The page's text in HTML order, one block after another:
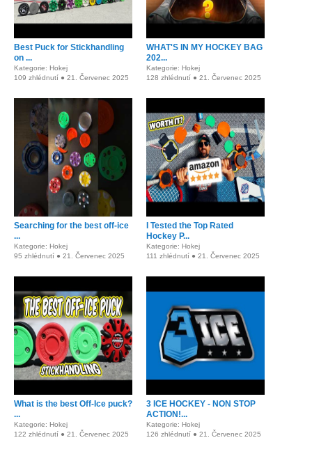
Best Puck for Stickhandling
on ...
Kategorie: Hokej
109 zhlédnutí ● 21. Červenec 2025
WHAT'S IN MY HOCKEY BAG
202...
Kategorie: Hokej
128 zhlédnutí ● 21. Červenec 2025
Searching for the best off-ice
...
Kategorie: Hokej
95 zhlédnutí ● 21. Červenec 2025
I Tested the Top Rated
Hockey P...
Kategorie: Hokej
111 zhlédnutí ● 21. Červenec 2025
What is the best Off-Ice puck?
...
Kategorie: Hokej
122 zhlédnutí ● 21. Červenec 2025
3 ICE HOCKEY - NON STOP
ACTION!...
Kategorie: Hokej
126 zhlédnutí ● 21. Červenec 2025